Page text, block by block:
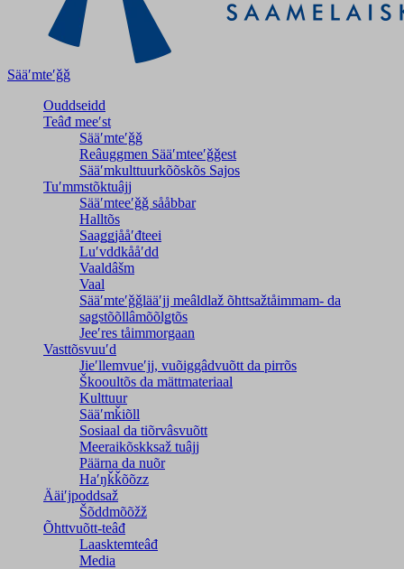
Sääʹmteʹǧǧ
Ouddseidd
Teâđ meeʹst
Sääʹmteʹǧǧ
Reâuggmen Sääʹmteeʹǧǧest
Sääʹmkulttuurkõõskõs Sajos
Tuʹmmstõktuâjj
Sääʹmteeʹǧǧ sååbbar
Halltõs
Saaǥǥjååʹđteei
Luʹvddkååʹdd
Vaaldâšm
Vaal
Sääʹmteʹǧǧlääʹjj meâldlaž õhttsažtåimmam- da
saǥstõõllâmõõlǥtõs
Jeeʹres tåimmorgaan
Vasttõsvuuʹd
Jieʹllemvueʹjj, vuõiggâdvuõtt da pirrõs
Škooultõs da mättmateriaal
Kulttuur
Sääʹmǩiõll
Sosiaal da tiõrvâsvuõtt
Meeraikõskksaž tuâjj
Päärna da nuõr
Haʹŋǩǩõõzz
Ääiʹjpoddsaž
Šõddmõõžž
Õhttvuõtt-teâđ
Laasktemteâđ
Media